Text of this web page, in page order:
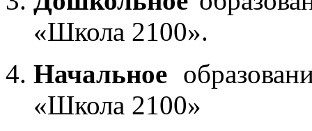
«Школа 2100».
Начальное
«Школа 2100»